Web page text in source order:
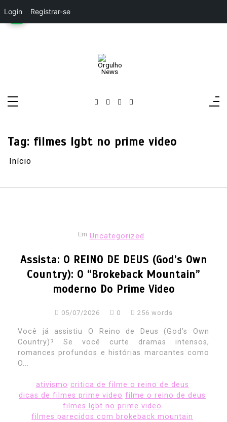
Login Registrar-se
Pular
Orgulho News
Tag: filmes lgbt no prime video
Início
Em Uncategorized
Assista: O REINO DE DEUS (God’s Own
Country): O “Brokeback Mountain”
moderno Do Prime Video
05/07/2026 0 256 words
Você já assistiu O Reino de Deus (God’s Own
Country)? Se você curte dramas intensos,
romances profundos e histórias marcantes como
O...
ativismo critica de filme o reino de deus
dicas de filmes prime video filme o reino de deus
filmes lgbt no prime video
filmes parecidos com brokeback mountain